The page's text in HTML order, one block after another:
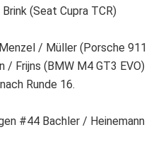
(Seat Cupra TCR)
/ Müller (Porsche 911
/ Frijns (BMW M4 GT3 EVO)
Runde 16.
#44 Bachler / Heinemann